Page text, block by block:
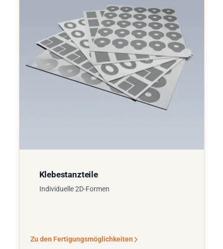
Klebestanzteile
Individuelle 2D-Formen
Zu den Fertigungsmöglichkeiten